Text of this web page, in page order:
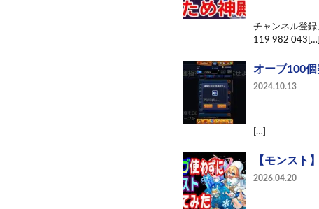
チャンネル登
119 982 043[…]
オーブ100
2024.10.13
[…]
【モンスト
2026.04.20